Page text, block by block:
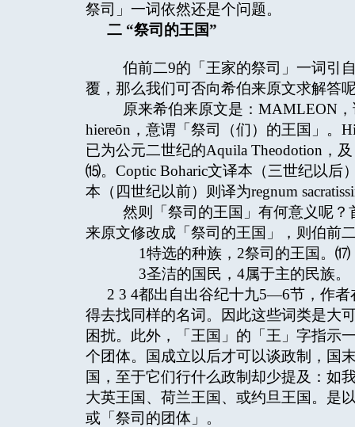
祭司」一词依然还是个问题。
二 “祭司的王国”
伯前二9的「王家的祭司」一词引
覆，那么我们可否向希伯来原文求解答
原来希伯来原文是：MAMLEON
hiereōn，意谓「祭司（们）的王国」。
已为公元二世纪的Aquila Theodotion，
⒂。Coptic Boharic文译本（三世纪以后
本（四世纪以前）则译为regnum
然则「祭司的王国」有何意义呢？
来原文修改成「祭司的王国」，则伯前
1特选的种族，2祭司的王国。⒄
3圣洁的国民，4属于主的民族。
2 3 4都出自出谷纪十九5—6节，作
得去找同样的名词。因此这些词类是大
困扰。此外，「王国」的「王」字指示
个团体。国成立以后才可以谈政制，国
国，至于它们行什么政制却少提及：如
大英王国、荷兰王国、或约旦王国。是
或「祭司的团体」。